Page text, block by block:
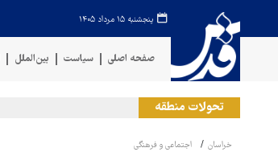
پنجشنبه ۱۵ مرداد ۱۴۰۵
صفحه اصلی سیاست بین‌الملل
تحولات منطقه
خراسان اجتماعی و فرهنگی